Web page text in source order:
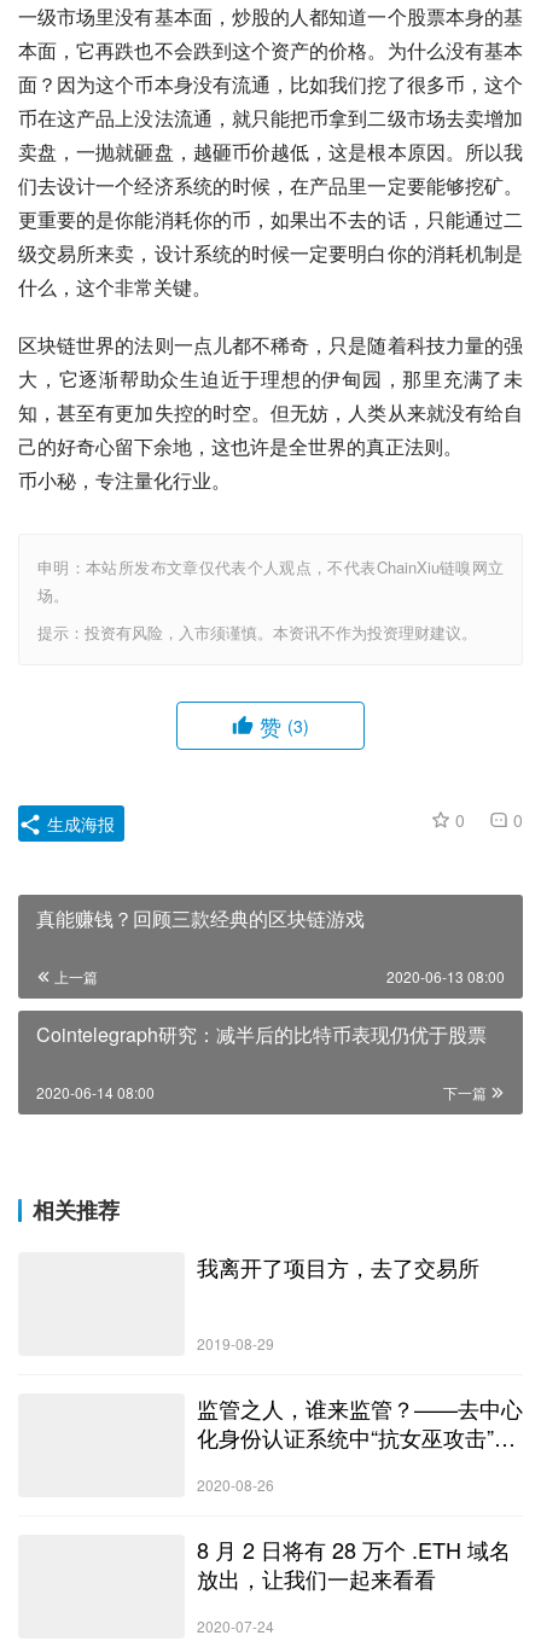
一级市场里没有基本面，炒股的人都知道一个股票本身的基
本面，它再跌也不会跌到这个资产的价格。为什么没有基本
面？因为这个币本身没有流通，比如我们挖了很多币，这个
币在这产品上没法流通，就只能把币拿到二级市场去卖增加
卖盘，一抛就砸盘，越砸币价越低，这是根本原因。所以我
们去设计一个经济系统的时候，在产品里一定要能够挖矿。
更重要的是你能消耗你的币，如果出不去的话，只能通过二
级交易所来卖，设计系统的时候一定要明白你的消耗机制是
什么，这个非常关键。
区块链世界的法则一点儿都不稀奇，只是随着科技力量的强
大，它逐渐帮助众生迫近于理想的伊甸园，那里充满了未
知，甚至有更加失控的时空。但无妨，人类从来就没有给自
己的好奇心留下余地，这也许是全世界的真正法则。
币小秘，专注量化行业。
申明：本站所发布文章仅代表个人观点，不代表ChainXiu链嗅网立
场。
提示：投资有风险，入市须谨慎。本资讯不作为投资理财建议。
赞 (3)
0 0
生成海报
真能赚钱？回顾三款经典的区块链游戏
上一篇 2020-06-13 08:00
Cointelegraph研究：减半后的比特币表现仍优于股票
下一篇
2020-06-14 08:00
相关推荐
我离开了项目方，去了交易所
2019-08-29
监管之人，谁来监管？——去中心
化身份认证系统中“抗女巫攻击”方
2020-08-26
8 月 2 日将有 28 万个 .ETH 域名
放出，让我们一起来看看
2020-07-24